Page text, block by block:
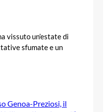
vissuto un’estate di
sfumate e un
Genoa-Preziosi, il